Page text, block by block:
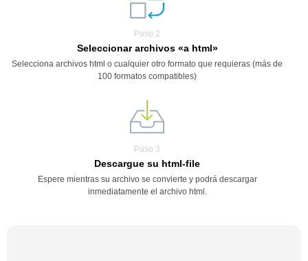
Paso 2
Seleccionar archivos «a html»
Selecciona archivos html o cualquier otro formato que requieras (más de
100 formatos compatibles)
Paso 3
Descargue su html-file
Espere mientras su archivo se convierte y podrá descargar
inmediatamente el archivo html.